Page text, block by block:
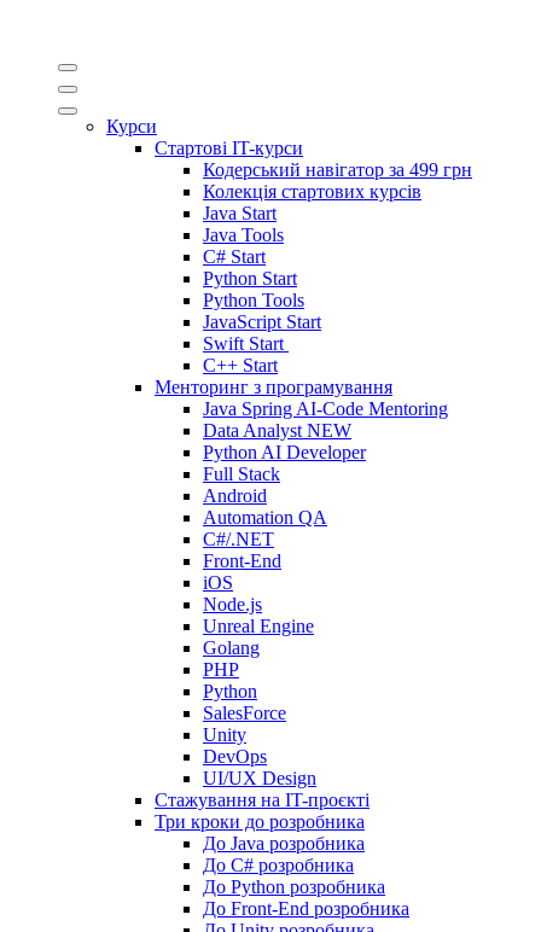
Курси
Стартові IT-курси
Кодерський навігатор за 499 грн
Колекція стартових курсів
Java Start
Java Tools
C# Start
Python Start
Python Tools
JavaScript Start
Swift Start
C++ Start
Менторинг з програмування
Java Spring AI-Code Mentoring
Data Analyst NEW
Python AI Developer
Full Stack
Android
Automation QA
C#/.NET
Front-End
iOS
Node.js
Unreal Engine
Golang
PHP
Python
SalesForce
Unity
DevOps
UI/UX Design
Стажування на IT-проєкті
Три кроки до розробника
До Java розробника
До C# розробника
До Python розробника
До Front-End розробника